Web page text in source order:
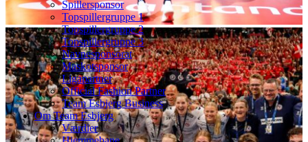
Spillersponsor
Topspillergruppe 1
Topspillergruppe 2
Topspillergruppe 3
Navnesponsorat
Maskotsponsor
Ligapartner
Official Fashion Partner
Team Esbjerg Business
Om Team Esbjerg
Værdier